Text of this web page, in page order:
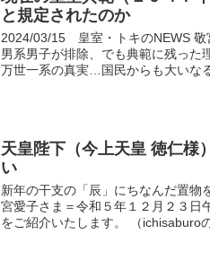
と規定されたのか
2024/03/15 皇室・トキのNEWS 敬
男系男子が排除、でも典範に残っ
万世一系の真実…国民からも大いな
天皇陛下（今上天皇 徳仁様
い
新年の干支の「辰」にちなんだ置物
宮愛子さま＝令和５年１２月２３日
をご紹介いたします。 （ichisaburo